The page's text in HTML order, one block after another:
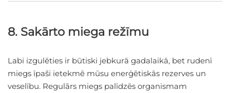
8. Sakārto miega režīmu
Labi izgulēties ir būtiski jebkurā gadalaikā, bet rudenī
miegs īpaši ietekmē mūsu enerģētiskās rezerves un
veselību. Regulārs miegs palīdzēs organismam